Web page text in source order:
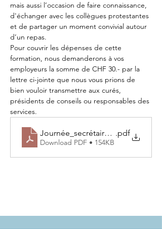
mais aussi l’occasion de faire connaissance,
d'échanger avec les collègues protestantes
et de partager un moment convivial autour
d’un repas.
Pour couvrir les dépenses de cette
formation, nous demanderons à vos
employeurs la somme de CHF 30.- par la
lettre ci-jointe que nous vous prions de
bien vouloir transmettre aux curés,
présidents de conseils ou responsables des
services.
.pdf
Download PDF • 154KB